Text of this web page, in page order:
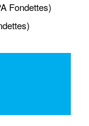
Fondettes)